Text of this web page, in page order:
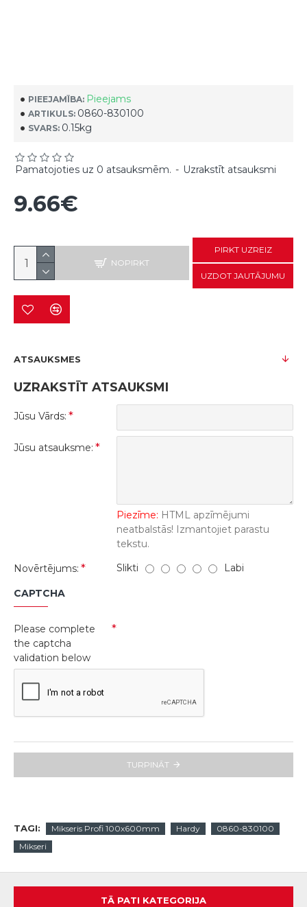
PIEEJAMĪBA: Pieejams
ARTIKULS: 0860-830100
SVARS: 0.15kg
Pamatojoties uz 0 atsauksmēm. - Uzrakstīt atsauksmi
9.66€
NOPIRKT
PIRKT UZREIZ
UZDOT JAUTĀJUMU
ATSAUKSMES
UZRAKSTĪT ATSAUKSMI
Jūsu Vārds:
Jūsu atsauksme:
Piezīme: HTML apzīmējumi
neatbalstās! Izmantojiet parastu
tekstu.
Novērtējums:
Slikti Labi
CAPTCHA
Please complete
the captcha
validation below
TURPINĀT
TAGI: Mikseris Profi 100x600mm Hardy
0860-830100
Mikseri
TĀ PATI KATEGORIJA